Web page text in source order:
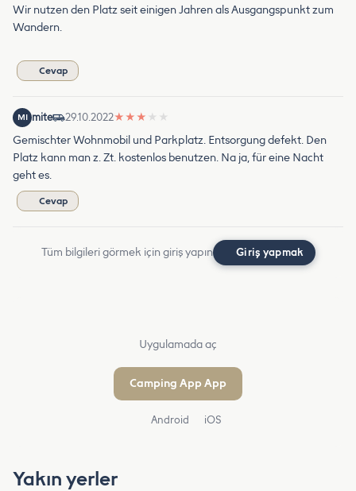
Wir nutzen den Platz seit einigen Jahren als Ausgangspunkt zum
Wandern.
Cevap
MI mite 29.10.2022★ ★ ★ ★ ★
Gemischter Wohnmobil und Parkplatz. Entsorgung defekt. Den
Platz kann man z. Zt. kostenlos benutzen. Na ja, für eine Nacht
geht es.
Cevap
Tüm bilgileri görmek için giriş yapın Giriş yapmak
Uygulamada aç
Camping App App
Android iOS
Yakın yerler